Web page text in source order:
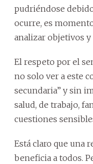
pudriéndose
ocurre, es
analizar objetivos y
El respeto por el
no solo ver a este
secundaria” y sin
salud, de trabajo,
cuestiones
Está claro que una
beneficia a todos.